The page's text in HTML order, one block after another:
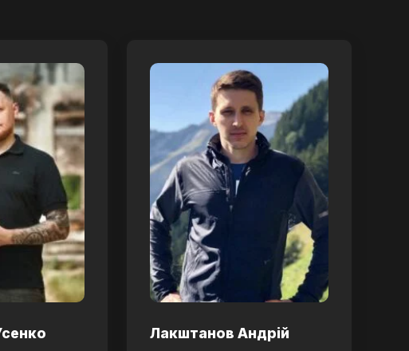
Лакштанов Андрій